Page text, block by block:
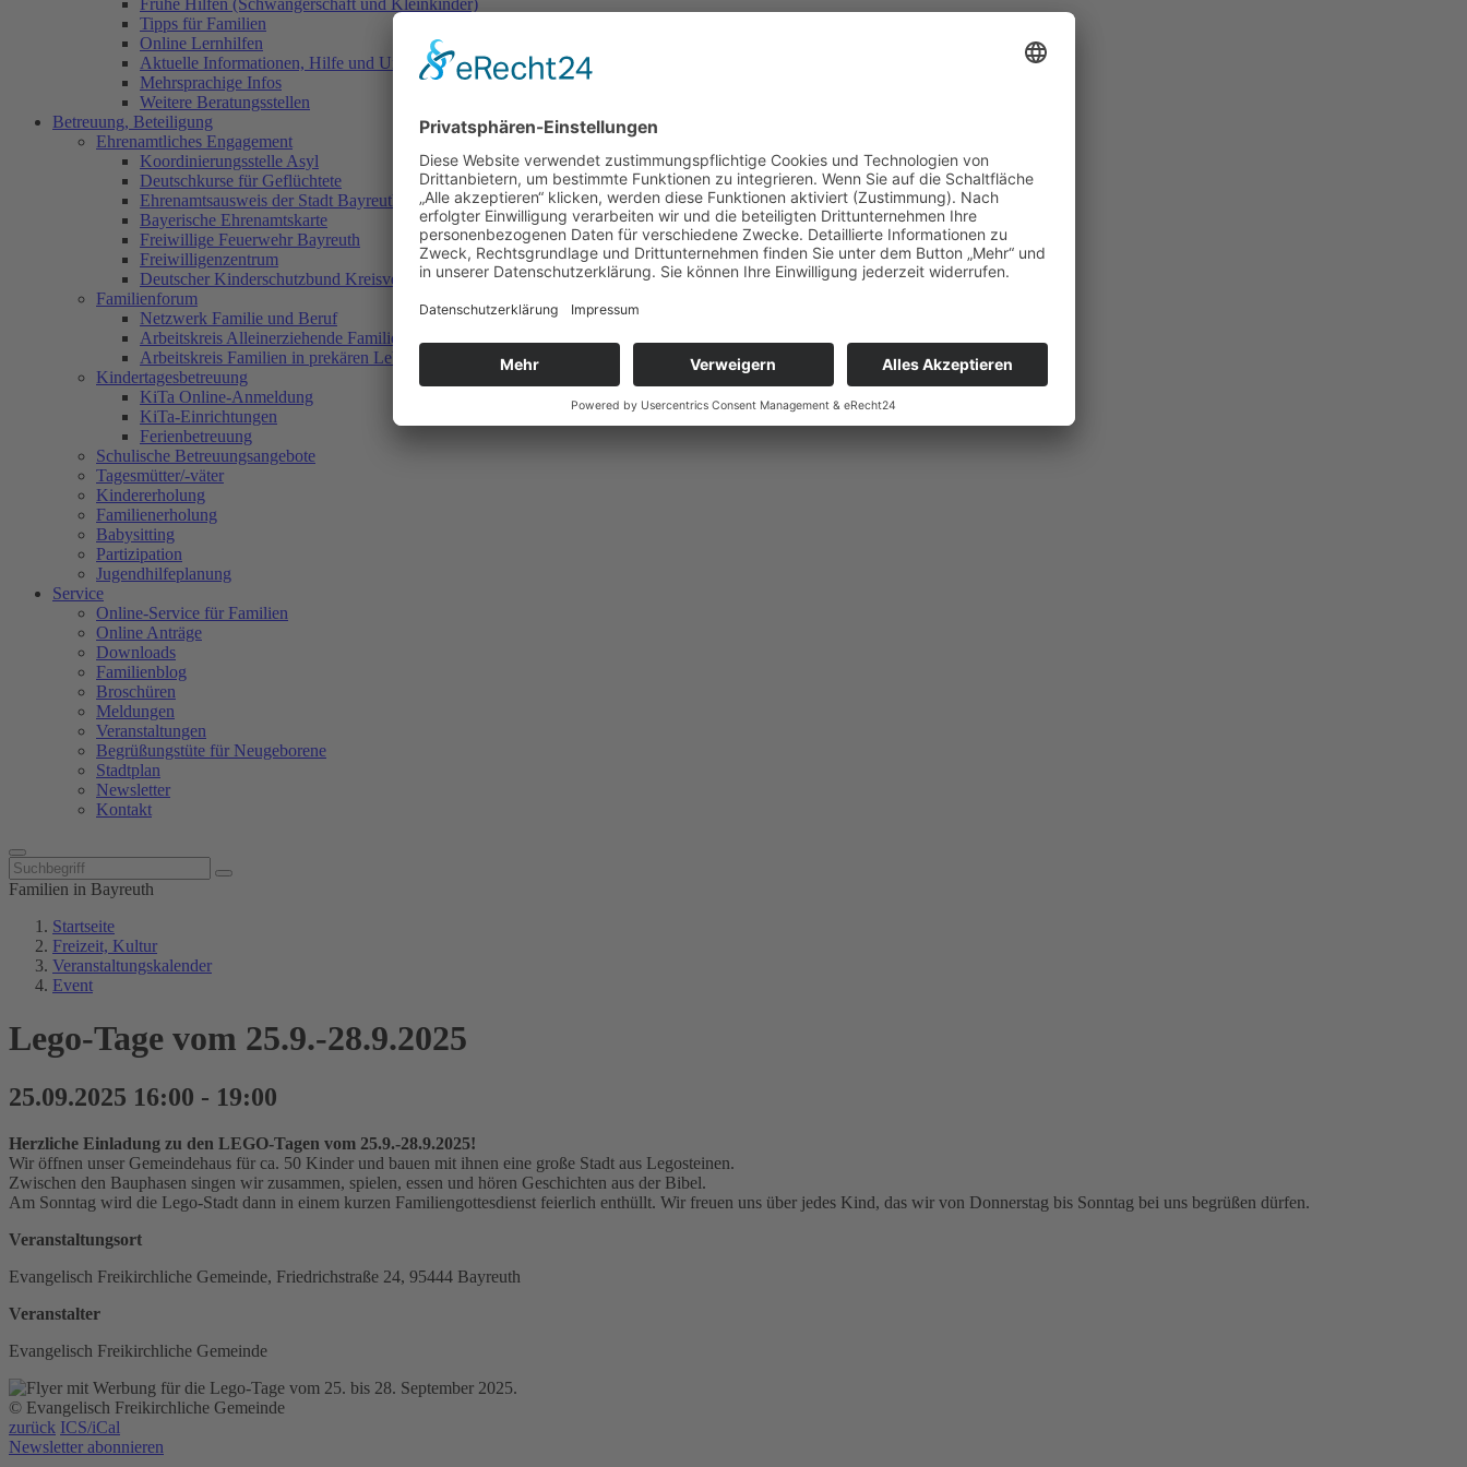
Frühe Hilfen (Schwangerschaft und Kleinkinder)
Tipps für Familien
Online Lernhilfen
Aktuelle Informationen, Hilfe und Unterstützung
Mehrsprachige Infos
Weitere Beratungsstellen
Betreuung, Beteiligung
Ehrenamtliches Engagement
Koordinierungsstelle Asyl
Deutschkurse für Geflüchtete
Ehrenamtsausweis der Stadt Bayreuth
Bayerische Ehrenamtskarte
Freiwillige Feuerwehr Bayreuth
Freiwilligenzentrum
Deutscher Kinderschutzbund Kreisverband Bayreuth e.V.
Familienforum
Netzwerk Familie und Beruf
Arbeitskreis Alleinerziehende Familien
Arbeitskreis Familien in prekären Lebenslagen
Kindertagesbetreuung
KiTa Online-Anmeldung
KiTa-Einrichtungen
Ferienbetreuung
Schulische Betreuungsangebote
Tagesmütter/-väter
Kindererholung
Familienerholung
Babysitting
Partizipation
Jugendhilfeplanung
Service
Online-Service für Familien
Online Anträge
Downloads
Familienblog
Broschüren
Meldungen
Veranstaltungen
Begrüßungstüte für Neugeborene
Stadtplan
Newsletter
Kontakt
Familien in Bayreuth
Startseite
Freizeit, Kultur
Veranstaltungskalender
Event
Lego-Tage vom 25.9.-28.9.2025
25.09.2025 16:00 - 19:00
Herzliche Einladung zu den LEGO-Tagen vom 25.9.-28.9.2025!
Wir öffnen unser Gemeindehaus für ca. 50 Kinder und bauen mit ihnen eine große Stadt aus Legosteinen.
Zwischen den Bauphasen singen wir zusammen, spielen, essen und hören Geschichten aus der Bibel.
Am Sonntag wird die Lego-Stadt dann in einem kurzen Familiengottesdienst feierlich enthüllt. Wir freuen uns über jedes Kind, das wir von Donnerstag bis Sonntag bei uns begrüßen dürfen.
Veranstaltungsort
Evangelisch Freikirchliche Gemeinde, Friedrichstraße 24, 95444 Bayreuth
Veranstalter
Evangelisch Freikirchliche Gemeinde
© Evangelisch Freikirchliche Gemeinde
zurück ICS/iCal
Newsletter abonnieren